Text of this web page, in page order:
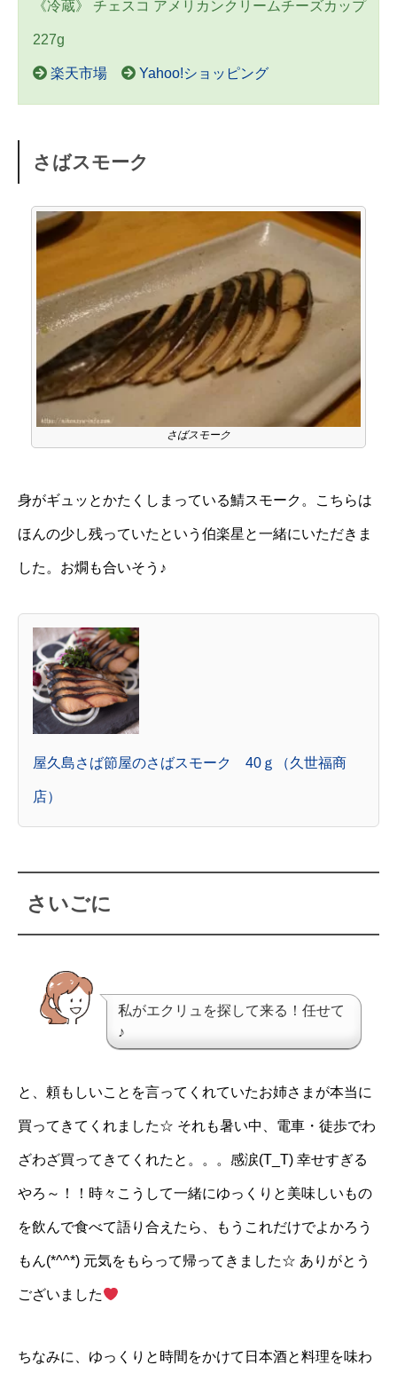
《冷蔵》 チェスコ アメリカンクリームチーズカップ
227g
楽天市場 Yahoo!ショッピング
さばスモーク
さばスモーク
身がギュッとかたくしまっている鯖スモーク。こちらは
ほんの少し残っていたという伯楽星と一緒にいただきま
した。お燗も合いそう♪
屋久島さば節屋のさばスモーク 40ｇ（久世福商
店）
さいごに
私がエクリュを探して来る！任せて
♪
と、頼もしいことを言ってくれていたお姉さまが本当に
買ってきてくれました☆ それも暑い中、電車・徒歩でわ
ざわざ買ってきてくれたと。。。感涙(T_T) 幸せすぎる
やろ～！！時々こうして一緒にゆっくりと美味しいもの
を飲んで食べて語り合えたら、もうこれだけでよかろう
もん(*^^*) 元気をもらって帰ってきました☆ ありがとう
ございました
ちなみに、ゆっくりと時間をかけて日本酒と料理を味わ